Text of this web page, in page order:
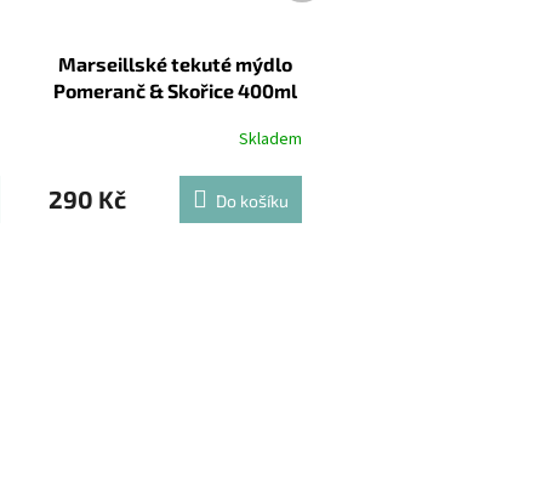
Marseillské tekuté mýdlo
Pomeranč & Skořice 400ml
Skladem
290 Kč Do košíku